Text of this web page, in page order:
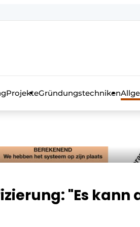
Fachmagazin für die Beton- und
ProjekteGründungstechniken
"Es kann